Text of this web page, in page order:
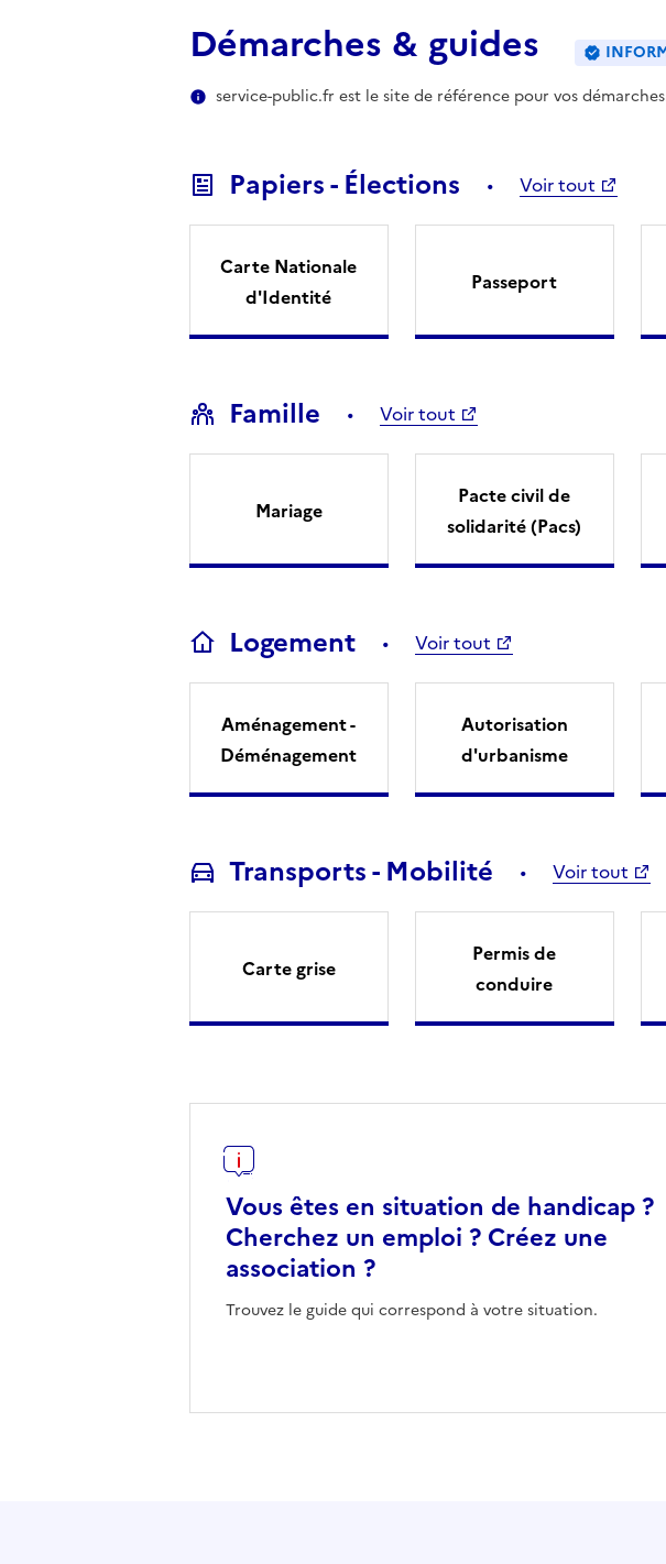
Démarches & guides
service-public.fr est le site de référence pour vos
Papiers - Élections Voir tout
Carte Nationale
d'Identité
Passeport
Famille Voir tout
Mariage
Pacte civil de
solidarité (Pacs)
Logement Voir tout
Aménagement -
Déménagement
Autorisation
d'urbanisme
Transports - Mobilité Voir tout
Carte grise
Permis de
conduire
Vous êtes en situation de handicap ?
Cherchez un emploi ? Créez une
association ?
Trouvez le guide qui correspond à votre situation.